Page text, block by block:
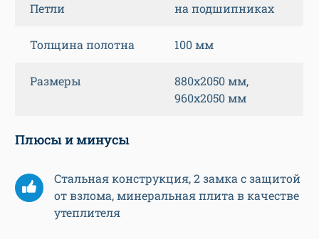
Петли на подшипниках
Толщина полотна 100 мм
Размеры
880х2050 мм,
960х2050 мм
Плюсы и минусы
Стальная конструкция, 2 замка с защитой
от взлома, минеральная плита в качестве
утеплителя